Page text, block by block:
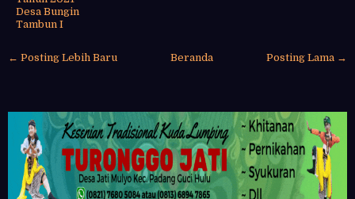
Desa Bungin
Tambun I
← Posting Lebih Baru Posting Lama →
Beranda